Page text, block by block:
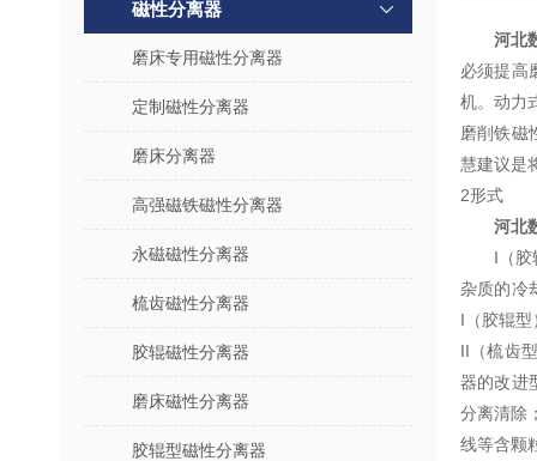
磁性分离器
磨床专用磁性分离器
定制磁性分离器
磨床分离器
高强磁铁磁性分离器
永磁磁性分离器
梳齿磁性分离器
胶辊磁性分离器
磨床磁性分离器
胶辊型磁性分离器
河北
必须提高
机。动力
磨削铁磁
慧建议是
2形式
河北
I（
杂质的冷
I（胶辊
II（梳齿
器的改进
分离清除
线等含颗